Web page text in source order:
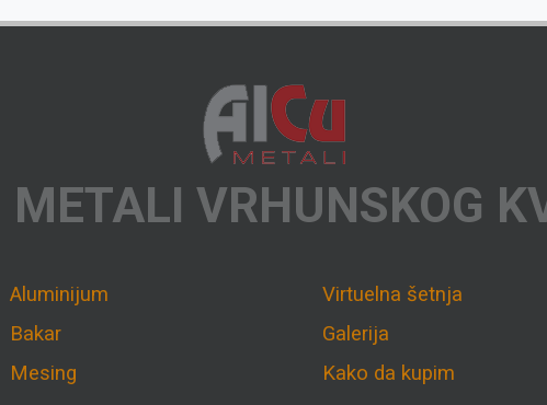
METALI VRHUNSKOG
Aluminijum
Bakar
Mesing
Virtuelna šetnja
Galerija
Kako da kupim